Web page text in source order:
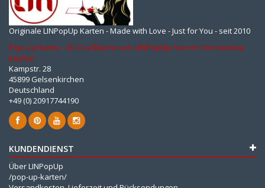
Originale LINPopUp Karten - Made with Love - Just for You - seit 2010
Pop-Up Karte - 3D Grußkarte von LINPopUp hier im Onlineshop
kaufen
Kampstr. 28
45899 Gelsenkirchen
Deutschland
+49 (0) 20917744190
KUNDENDIENST
Über LINPopUp
/pop-up-karten/